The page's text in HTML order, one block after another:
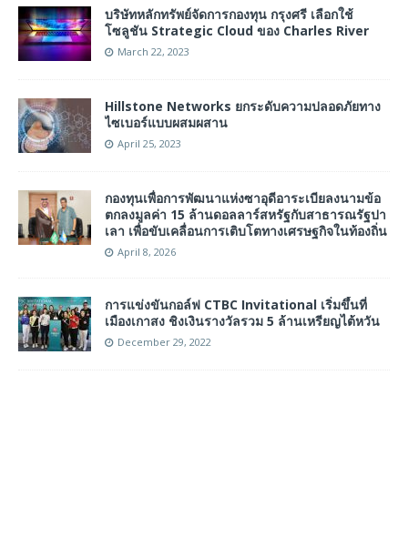
บริษัทหลักทรัพย์จัดการกองทุน กรุงศรี เลือกใช้
โซลูชัน Strategic Cloud ของ Charles River
March 22, 2023
Hillstone Networks ยกระดับความปลอดภัยทาง
ไซเบอร์แบบผสมผสาน
April 25, 2023
กองทุนเพื่อการพัฒนาแห่งซาอุดีอาระเบียลงนามข้อ
ตกลงมูลค่า 15 ล้านดอลลาร์สหรัฐกับสาธารณรัฐปา
เลา เพื่อขับเคลื่อนการเติบโตทางเศรษฐกิจในท้องถิ่น
April 8, 2026
การแข่งขันกอล์ฟ CTBC Invitational เริ่มขึ้นที่
เมืองเกาสง ชิงเงินรางวัลรวม 5 ล้านเหรียญไต้หวัน
December 29, 2022